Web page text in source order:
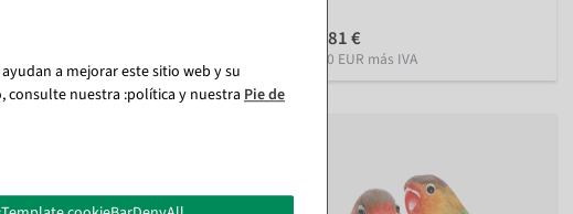
236,81 €
199,00 EUR más IVA
a mejorar este sitio web y su
consulte nuestra :política y nuestra Pie de